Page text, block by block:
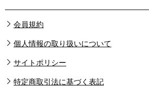
会員規約
個人情報の取り扱いについて
サイトポリシー
特定商取引法に基づく表記